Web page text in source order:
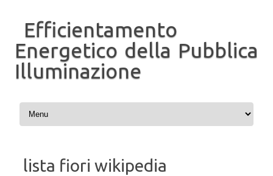
Efficientamento
Energetico della Pubblica
Illuminazione
Vai al contenuto
lista fiori wikipedia